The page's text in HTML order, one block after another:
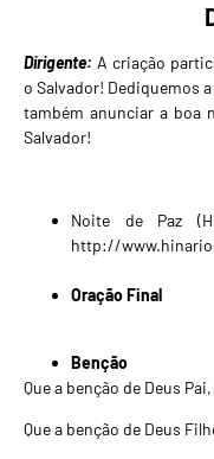
Dirigente: A criação
o Salvador! Dediquemos
também anunciar a boa
Salvador!
Noite de Paz
http://
Oração Final
Benção
Que a benção de Deus
Que a benção de Deus